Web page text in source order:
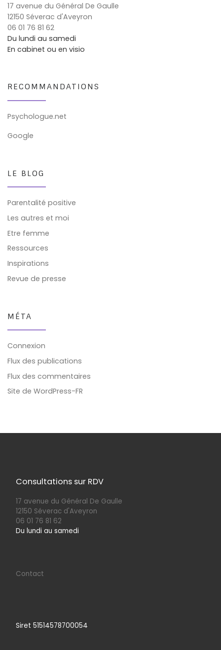
17 avenue du Général De Gaulle
12150 Séverac d'Aveyron
06 01 76 81 62
Du lundi au samedi
En cabinet ou en visio
RECOMMANDATIONS
Psychologue.net
Google
LE BLOG
Parentalité positive
Les autres et moi
Etre femme
Ressources
Inspirations
Revue de presse
MÉTA
Connexion
Flux des publications
Flux des commentaires
Site de WordPress-FR
Consultations sur RDV
17 avenue du Général De Gaulle
12150 Séverac d'Aveyron
06 01 76 81 62
Du lundi au samedi
Contact
Siret 51514578700054